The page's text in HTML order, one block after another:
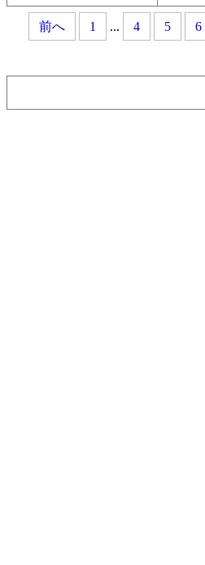
前へ 1 ... 4 5 6